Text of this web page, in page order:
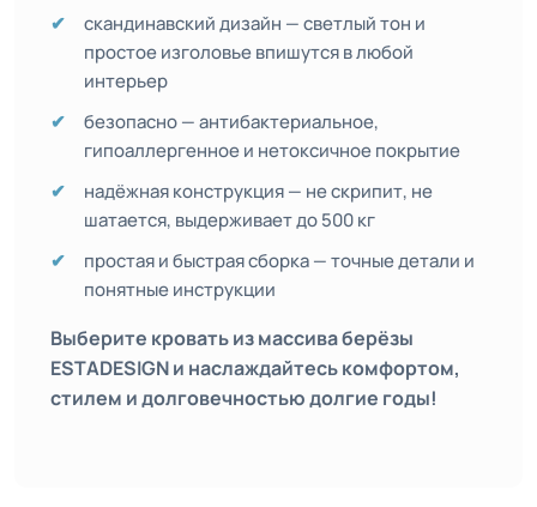
скандинавский дизайн — светлый тон и
простое изголовье впишутся в любой
интерьер
безопасно — антибактериальное,
гипоаллергенное и нетоксичное покрытие
надёжная конструкция — не скрипит, не
шатается, выдерживает до 500 кг
простая и быстрая сборка — точные детали и
понятные инструкции
Выберите кровать из массива берёзы
ESTADESIGN и наслаждайтесь комфортом,
стилем и долговечностью долгие годы!